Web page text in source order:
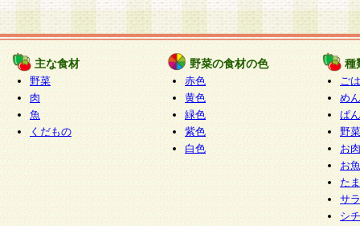
個人情報の取り扱いを外部に委託する場合は、
情報管理基準を満たす企業を選定して委託を行
が行われるよう監督します。
○開示対象個人情報の開示等および問い合わせ窓口
本人からの求めにより、当社が本件により取得
報の利用目的の通知・開示・内容の訂正・追加
停止・消去及び第三者への提供の禁止（以下、
といいます。）に応じます。
開示等に応じる窓口は以下になります。
ぱくすく食堂個人情報お客様相談窓口 paku-
m
主な食材
野菜
肉
魚
くだもの
野菜の食材の色
赤色
黄色
緑色
紫色
白色
種
ご
めん
ぱん
野
お
お
た
サ
シ